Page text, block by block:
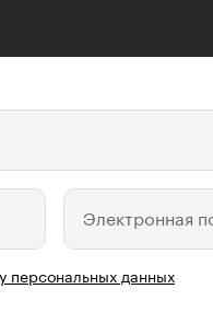
Электронная
персональных данных